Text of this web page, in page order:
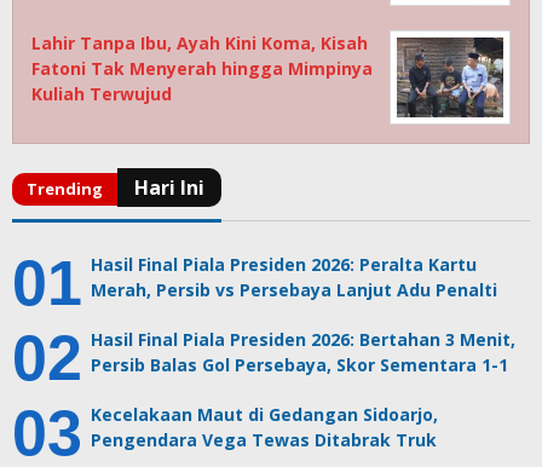
Lahir Tanpa Ibu, Ayah Kini Koma, Kisah
Fatoni Tak Menyerah hingga Mimpinya
Kuliah Terwujud
Hasil Final Piala Presiden 2026: Peralta Kartu
Merah, Persib vs Persebaya Lanjut Adu Penalti
Hasil Final Piala Presiden 2026: Bertahan 3 Menit,
Persib Balas Gol Persebaya, Skor Sementara 1-1
Kecelakaan Maut di Gedangan Sidoarjo,
Pengendara Vega Tewas Ditabrak Truk